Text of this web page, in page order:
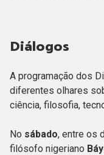
Diálogos
A programação dos
diferentes olhares
ciência, filosofia,
No sábado, entre os
filósofo nigeriano